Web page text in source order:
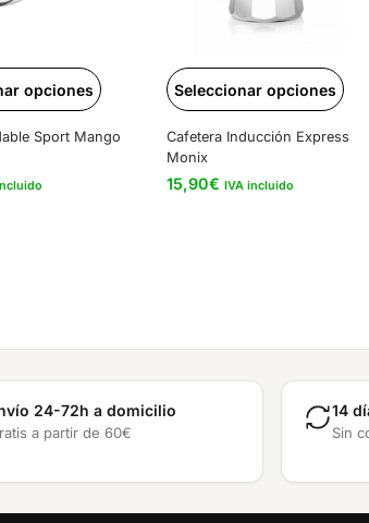
Sport Mango
opciones
Cafetera Inducción Express
Monix
15,90€ IVA incluido
Seleccionar opciones
24-72h a domicilio
a partir de 60€
14
Sin